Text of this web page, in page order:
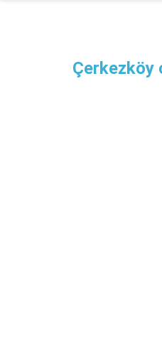
Çerkezköy